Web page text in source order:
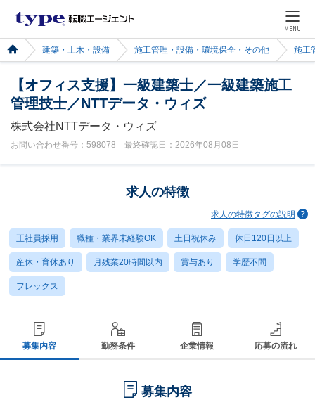
MENU
建築・土木・設備 施工管理・設備・環境保全・その他 施工
【オフィス支援】一級建築士／一級建築施工
管理技士／NTTデータ・ウィズ
株式会社NTTデータ・ウィズ
お問い合わせ番号：598078 最終確認日：2026年08月08日
求人の特徴
求人の特徴タグの説明
正社員採用 職種・業界未経験OK 土日祝休み 休日120日以上
産休・育休あり 月残業20時間以内 賞与あり 学歴不問
フレックス
募集内容 勤務条件 企業情報 応募の流れ
募集内容